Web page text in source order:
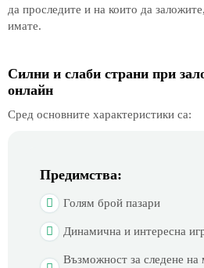
да проследите и на които да
имате.
Силни и слаби страни при
онлайн
Сред основните характеристики са:
Предимства:
Голям брой пазари
Динамична и интересна
Възможност за следене на